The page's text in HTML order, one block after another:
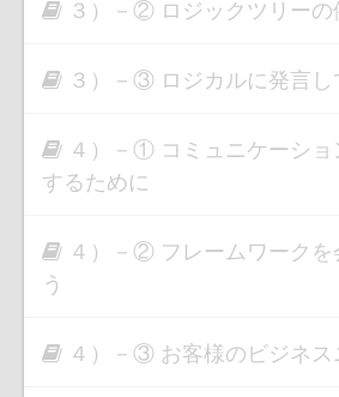
３）－② ロジックツリーの
３）－③ ロジカルに発言し
４）－① コミュニケーショ
するために
４）－② フレームワークを
う
４）－③ お客様のビジネ